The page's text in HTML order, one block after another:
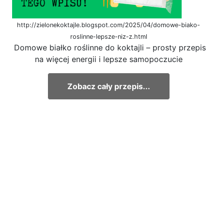
http://zielonekoktajle.blogspot.com/2025/04/domowe-biako-
roslinne-lepsze-niz-z.html
Domowe białko roślinne do koktajli – prosty przepis
na więcej energii i lepsze samopoczucie
Zobacz cały przepis...